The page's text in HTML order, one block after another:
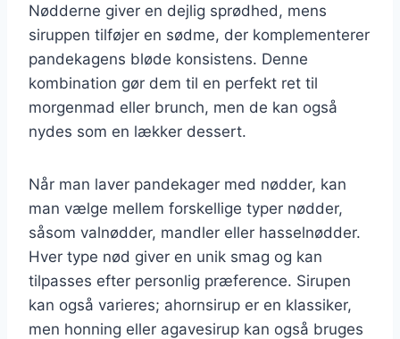
Nødderne giver en dejlig sprødhed, mens
siruppen tilføjer en sødme, der komplementerer
pandekagens bløde konsistens. Denne
kombination gør dem til en perfekt ret til
morgenmad eller brunch, men de kan også
nydes som en lækker dessert.
Når man laver pandekager med nødder, kan
man vælge mellem forskellige typer nødder,
såsom valnødder, mandler eller hasselnødder.
Hver type nød giver en unik smag og kan
tilpasses efter personlig præference. Sirupen
kan også varieres; ahornsirup er en klassiker,
men honning eller agavesirup kan også bruges